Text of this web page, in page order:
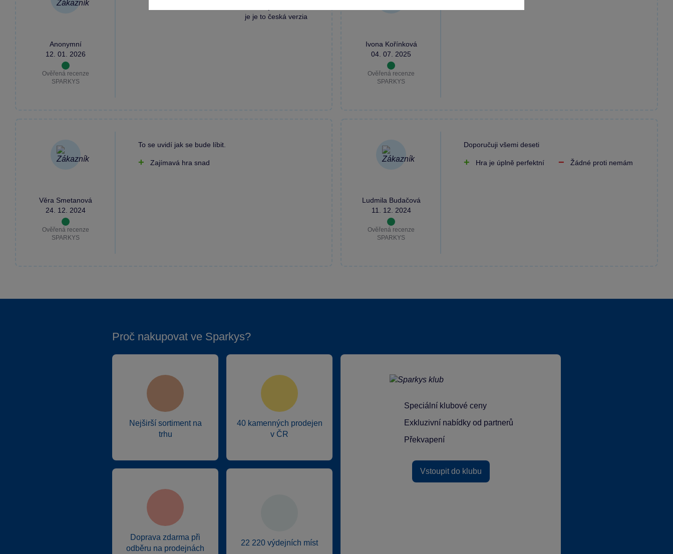
Anonymní
12. 01. 2026
Ověřená recenze
SPARKYS
je je to česká verzia
Ivona Kořínková
04. 07. 2025
Ověřená recenze
SPARKYS
Věra Smetanová
24. 12. 2024
Ověřená recenze
SPARKYS
To se uvidí jak se bude líbit.
Zajímavá hra snad
Ludmila Budačová
11. 12. 2024
Ověřená recenze
SPARKYS
Doporučuji všemi deseti
Hra je úplně perfektní Žádné proti nemám
Proč nakupovat ve Sparkys?
Nejširší sortiment na
trhu
40 kamenných prodejen
v ČR
Doprava zdarma při
odběru na prodejnách
22 220 výdejních míst
Speciální klubové ceny
Exkluzivní nabídky od partnerů
Překvapení
Vstoupit do klubu